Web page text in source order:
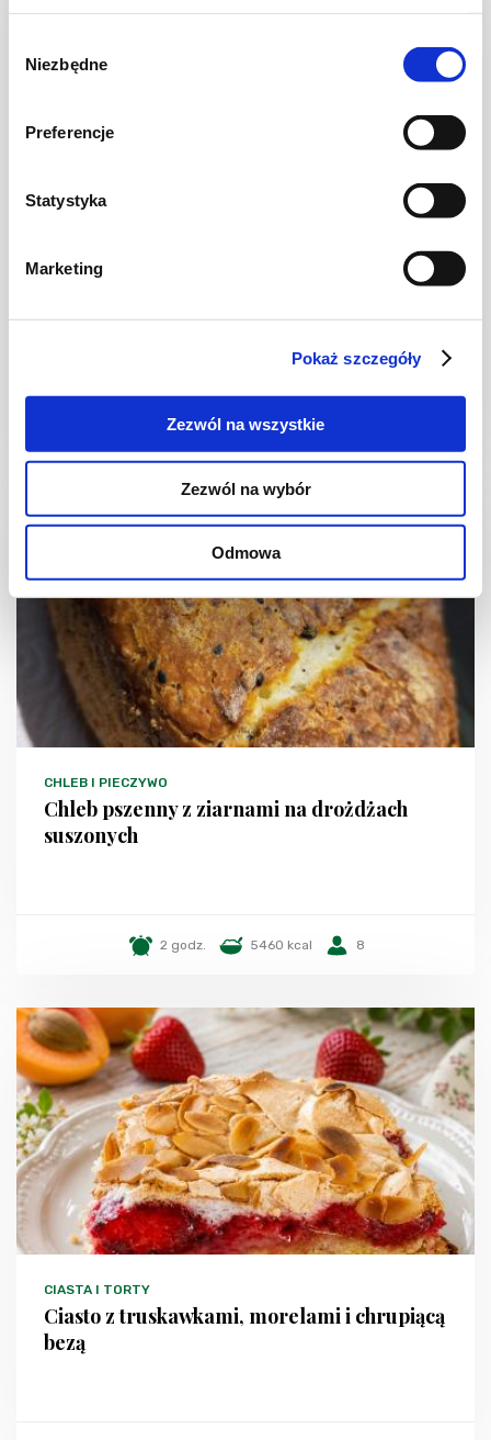
zgody
Niezbędne
Preferencje
Statystyka
Marketing
Pokaż szczegóły
Zezwól na wszystkie
Zezwól na wybór
Odmowa
NALEŚNIKI I PLACKI
3010 kcal
CHLEB I PIECZYWO
Chleb pszenny z ziarnami na drożdżach
suszonych
2 godz. 5460 kcal 8
CIASTA I TORTY
Ciasto z truskawkami, morelami i chrupiącą
bezą